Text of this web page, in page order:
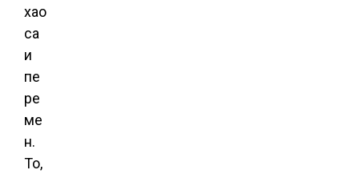
хао
са
и
пе
ре
ме
н.
То,